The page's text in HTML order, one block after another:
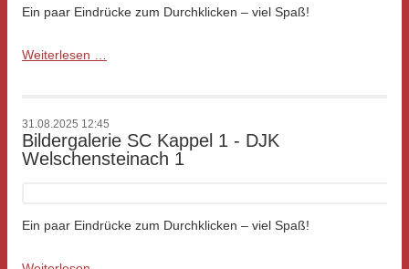
Ein paar Eindrücke zum Durchklicken – viel Spaß!
Weiterlesen …
-
DJK
Welschensteinach
31.08.2025 12:45
Bildergalerie SC Kappel 1 - DJK
Welschensteinach 1
Ein paar Eindrücke zum Durchklicken – viel Spaß!